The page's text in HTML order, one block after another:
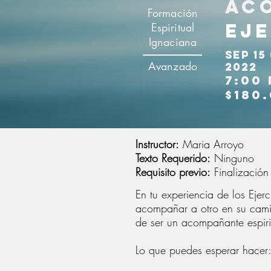
Formación
Espiritual
Ignaciana
Avanzado
sep
2022
7:00
Instructor: Maria Arroyo
Texto Requerido: Ninguno
Requisito previo:
En tu experiencia de los
acompañar a otro en su
de ser un acompañante
Lo que puedes esperar hacer: